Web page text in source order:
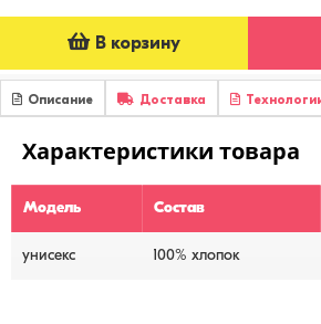
В корзину
Описание Доставка
Характеристики товара
Модель Состав
унисекс 100% хлопок